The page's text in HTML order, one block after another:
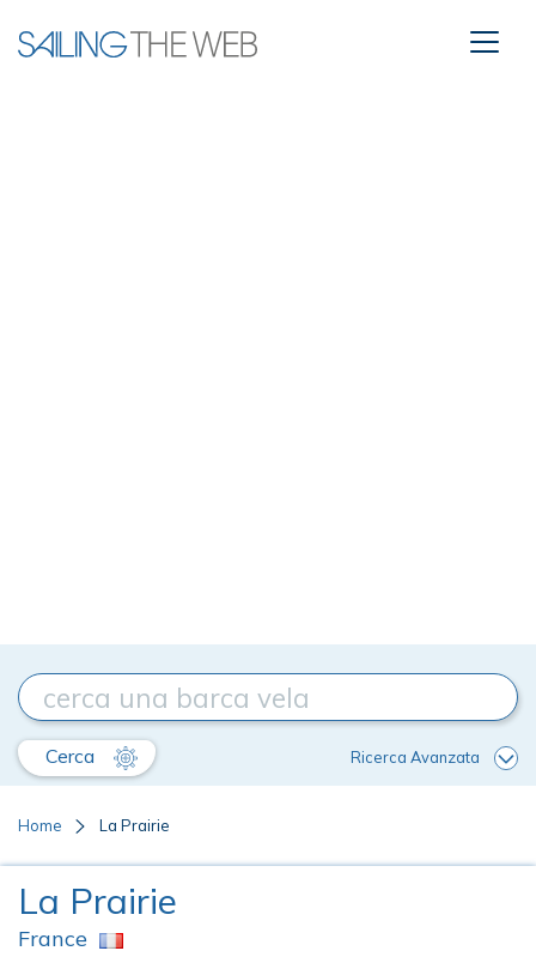
Cerca Ricerca Avanzata
Home La Prairie
La Prairie
France